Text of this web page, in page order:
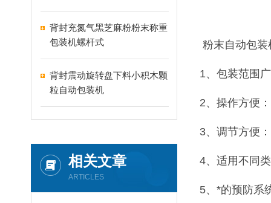
背封充氮气黑芝麻粉粉末称重
包装机螺杆式
背封震动旋转盘下料小积木颗
粒自动包装机
相关文章
ARTICLES
粉末自动包
1、包装范围
2、操作方便
3、调节方便
4、适用不同
5、*的预防系